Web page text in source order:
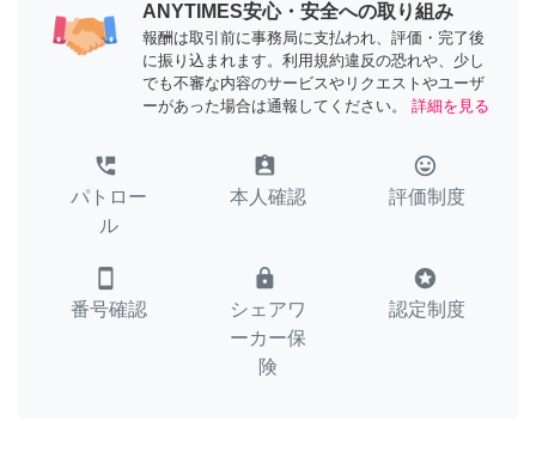
ANYTIMES安心・安全への取り組み
報酬は取引前に事務局に支払われ、評価・完了後
に振り込まれます。利用規約違反の恐れや、少し
でも不審な内容のサービスやリクエストやユーザ
ーがあった場合は通報してください。
詳細を見る
perm_phone_msg
パトロー
ル
assignment_ind
本人確認
tag_faces
評価制度
smartphone
番号確認
lock
シェアワ
ーカー保
険
stars
認定制度